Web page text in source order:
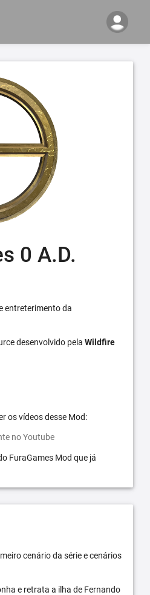
0 A.D.
entreterimento da
desenvolvido pela Wildfire
os vídeos desse Mod:
no Youtube
FuraGames Mod que já
cenário da série e cenários
e retrata a ilha de Fernando